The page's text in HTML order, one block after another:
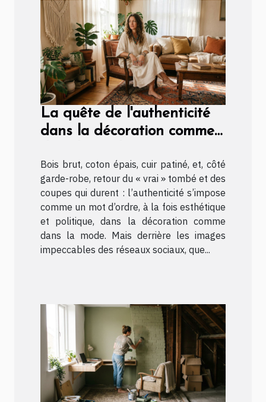
La quête de l'authenticité
dans la décoration comme
Bois brut, coton épais, cuir patiné, et, côté
garde-robe, retour du « vrai » tombé et des
coupes qui durent : l’authenticité s’impose
comme un mot d’ordre, à la fois esthétique
et politique, dans la décoration comme
dans la mode. Mais derrière les images
impeccables des réseaux sociaux, que...